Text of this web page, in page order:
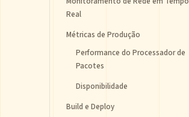
Real
Métricas de Produção
Performance do Processador de
Pacotes
Disponibilidade
Build e Deploy